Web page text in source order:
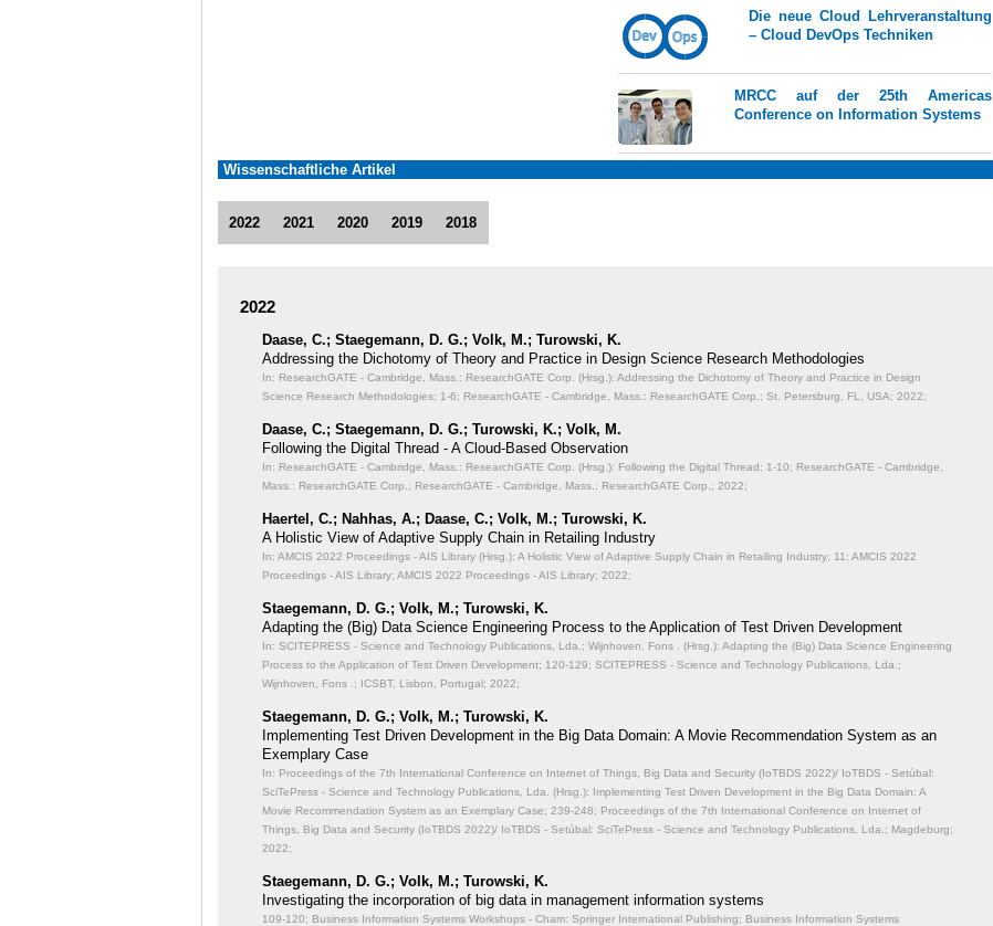
Die neue Cloud Lehrveranstaltung
– Cloud DevOps Techniken
MRCC auf der 25th Americas
Conference on Information Systems
Wissenschaftliche Artikel
2022 2021 2020 2019 2018
2022
Daase, C.; Staegemann, D. G.; Volk, M.; Turowski, K.
Addressing the Dichotomy of Theory and Practice in Design Science Research Methodologies
In: ResearchGATE - Cambridge, Mass.: ResearchGATE Corp. (Hrsg.): Addressing the Dichotomy of Theory and Practice in Design
Science Research Methodologies; 1-6; ResearchGATE - Cambridge, Mass.: ResearchGATE Corp.; St. Petersburg, FL, USA; 2022;
Daase, C.; Staegemann, D. G.; Turowski, K.; Volk, M.
Following the Digital Thread - A Cloud-Based Observation
In: ResearchGATE - Cambridge, Mass.: ResearchGATE Corp. (Hrsg.): Following the Digital Thread; 1-10; ResearchGATE - Cambridge,
Mass.: ResearchGATE Corp.; ResearchGATE - Cambridge, Mass.: ResearchGATE Corp.; 2022;
Haertel, C.; Nahhas, A.; Daase, C.; Volk, M.; Turowski, K.
A Holistic View of Adaptive Supply Chain in Retailing Industry
In: AMCIS 2022 Proceedings - AIS Library (Hrsg.): A Holistic View of Adaptive Supply Chain in Retailing Industry; 11; AMCIS 2022
Proceedings - AIS Library; AMCIS 2022 Proceedings - AIS Library; 2022;
Staegemann, D. G.; Volk, M.; Turowski, K.
Adapting the (Big) Data Science Engineering Process to the Application of Test Driven Development
In: SCITEPRESS - Science and Technology Publications, Lda.; Wijnhoven, Fons . (Hrsg.): Adapting the (Big) Data Science Engineering
Process to the Application of Test Driven Development; 120-129; SCITEPRESS - Science and Technology Publications, Lda.;
Wijnhoven, Fons .; ICSBT, Lisbon, Portugal; 2022;
Staegemann, D. G.; Volk, M.; Turowski, K.
Implementing Test Driven Development in the Big Data Domain: A Movie Recommendation System as an
Exemplary Case
In: Proceedings of the 7th International Conference on Internet of Things, Big Data and Security (IoTBDS 2022)/ IoTBDS - Setúbal:
SciTePress - Science and Technology Publications, Lda. (Hrsg.): Implementing Test Driven Development in the Big Data Domain: A
Movie Recommendation System as an Exemplary Case; 239-248; Proceedings of the 7th International Conference on Internet of
Things, Big Data and Security (IoTBDS 2022)/ IoTBDS - Setúbal: SciTePress - Science and Technology Publications, Lda.; Magdeburg;
2022;
Staegemann, D. G.; Volk, M.; Turowski, K.
Investigating the incorporation of big data in management information systems
109-120; Business Information Systems Workshops - Cham: Springer International Publishing; Business Information Systems